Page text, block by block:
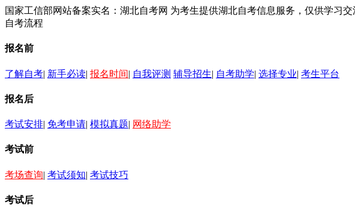
国家工信部网站备案实名：湖北自考网 为考生提供湖北自考信息服务，仅供学习
自考流程
报名前
了解自考| 新手必读| 报名时间| 自我评测 辅导招生| 自考助学| 选择专业| 考生平台
报名后
考试安排| 免考申请| 模拟真题| 网络助学
考试前
考场查询| 考试须知| 考试技巧
考试后